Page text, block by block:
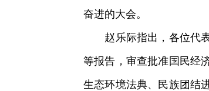
奋进的大会。
赵乐际指出，各位代表
等报告，审查批准国民经
生态环境法典、民族团结